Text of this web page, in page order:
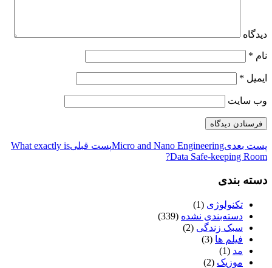
دیدگاه
نام *
ایمیل *
وب‌ سایت
پست بعدیMicro and Nano Engineeringپست قبلیWhat exactly is
Data Safe-keeping Room?
دسته بندی
تکنولوژی (1)
دسته‌بندی نشده (339)
سبک زندگی (2)
فیلم ها (3)
مد (1)
موزیک (2)